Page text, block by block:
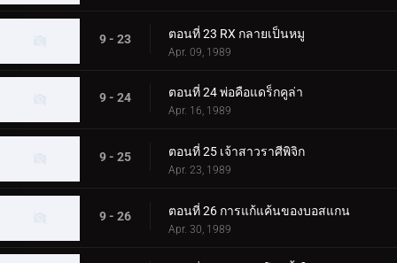
9 - 23 ตอนที่ 23 RX กลายเป็นหมู
Apr. 09, 1989
9 - 24 ตอนที่ 24 พ่อคือแดร็กคูล่า
Apr. 16, 1989
9 - 25 ตอนที่ 25 เจ้าสาวราศีพิจิก
Apr. 23, 1989
9 - 26 ตอนที่ 26 การแก้แค้นของบอสแกน
Apr. 30, 1989